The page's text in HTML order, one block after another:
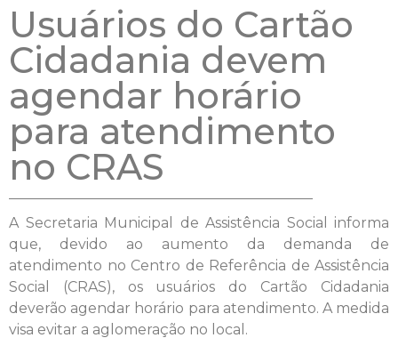
Usuários do Cartão
Cidadania devem
agendar horário
para atendimento
no CRAS
A Secretaria Municipal de Assistência Social informa
que, devido ao aumento da demanda de
atendimento no Centro de Referência de Assistência
Social (CRAS), os usuários do Cartão Cidadania
deverão agendar horário para atendimento. A medida
visa evitar a aglomeração no local.